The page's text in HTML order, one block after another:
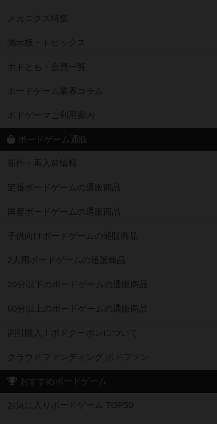
メカニクス特集
掲示板・トピックス
ボドとも・会員一覧
ボードゲーム業界コラム
ボドゲーマご利用案内
ボードゲーム通販
新作・再入荷情報
定番ボードゲームの通販商品
国産ボードゲームの通販商品
子供向けボードゲームの通販商品
2人用ボードゲームの通販商品
20分以下のボードゲームの通販商品
60分以上のボードゲームの通販商品
割引購入！ボドクーポンについて
クラウドファンディング ボドファン
おすすめボードゲーム
お気に入りボードゲーム TOP50